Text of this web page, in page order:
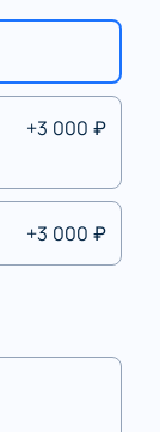
+3 000 ₽
+3 000 ₽